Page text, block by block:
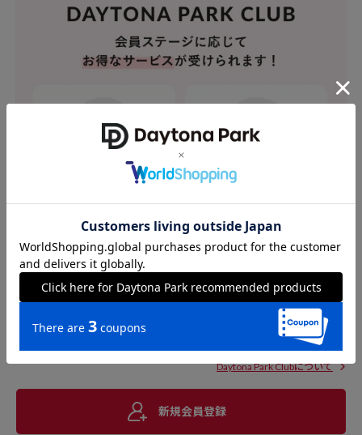
Daytona Park Clubについて
新規会員登録